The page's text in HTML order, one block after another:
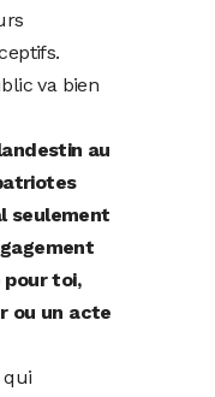
va bien
au
seulement
toi,
ou un acte
qui